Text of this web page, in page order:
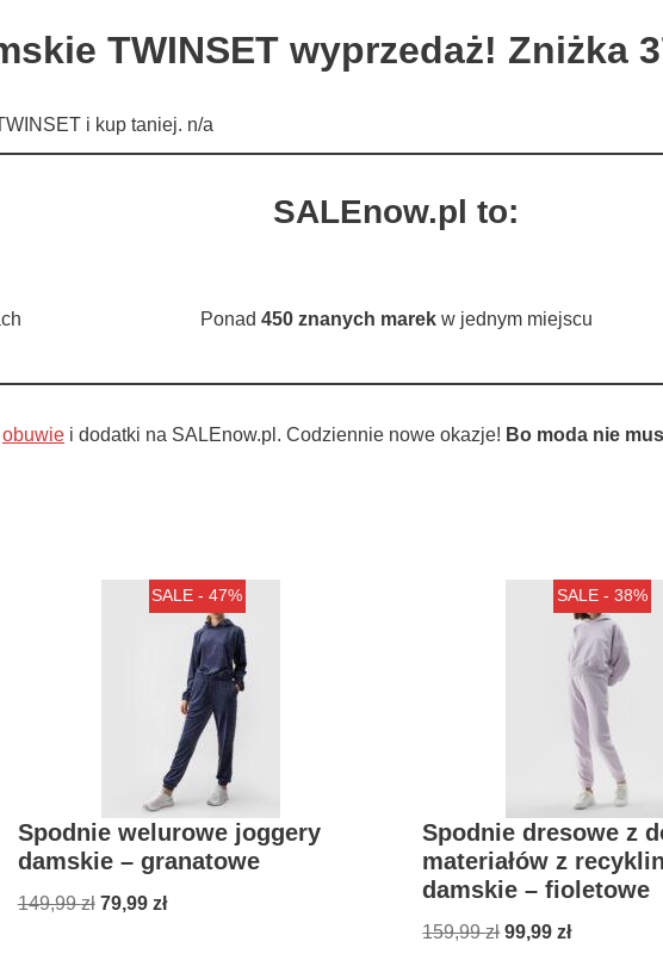
TWINSET wyprzedaż! Zniżka
i kup taniej. n/a
SALEnow.pl to:
Ponad 450 znanych marekw jednym miejscu
obuwie i dodatki na SALEnow.pl. Codziennie nowe okazje! Bo moda nie
SALE - 47%
Spodnie welurowe joggery
damskie – granatowe
149,99zł 79,99 zł
SALE - 38%
Spodnie dresowe z
materiałów z
damskie – fioletowe
159,99zł 99,99zł